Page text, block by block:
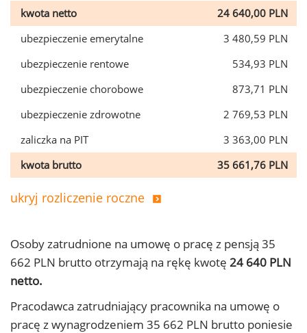
kwota netto
24 640,00 PLN
ubezpieczenie emerytalne
3 480,59 PLN
ubezpieczenie rentowe
534,93 PLN
ubezpieczenie chorobowe
873,71 PLN
ubezpieczenie zdrowotne
2 769,53 PLN
zaliczka na PIT
3 363,00 PLN
kwota brutto
35 661,76 PLN
ukryj rozliczenie roczne
Osoby zatrudnione na umowę o pracę z pensją 35
662 PLN brutto otrzymają na rękę kwotę 24 640 PLN
netto.
Pracodawca zatrudniający pracownika na umowę o
pracę z wynagrodzeniem 35 662 PLN brutto poniesie